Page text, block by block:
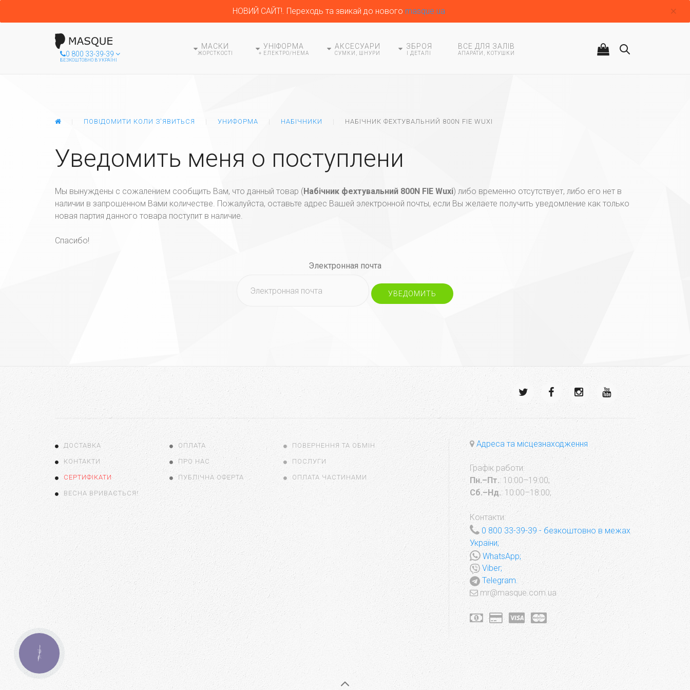
НОВИЙ САЙТ!. Переходь та звикай до нового masque.ua
0 800 33-39-39
БЕЗКОШТОВНО В УКРАЇНІ
МАСКИ
ЖОРСТКОСТІ
УНІФОРМА
+ ЕЛЕКТРО/HEMA
АКСЕСУАРИ
СУМКИ, ШНУРИ
ЗБРОЯ
І ДЕТАЛІ
ВСЕ ДЛЯ ЗАЛІВ
АПАРАТИ, КОТУШКИ
ГЛАВНАЯПОВІДОМИТИ КОЛИ З'ЯВИТЬСЯ УНИФОРМА НАБІЧНИКИ НАБІЧНИК ФЕХТУВАЛЬНИЙ 800N FIE WUXI
Уведомить меня о поступлени
Мы вынуждены с сожалением сообщить Вам, что данный товар (Набічник фехтувальний 800N FIE Wuxi) либо временно отсутствует, либо его нет в
наличии в запрошенном Вами количестве. Пожалуйста, оставьте адрес Вашей электронной почты, если Вы желаете получить уведомление как только
новая партия данного товара поступит в наличие.
Спасибо!
Электронная почта
УВЕДОМИТЬ
ДОСТАВКА ОПЛАТА ПОВЕРНЕННЯ ТА ОБМІН
КОНТАКТИ ПРО НАС ПОСЛУГИ
СЕРТИФІКАТИ ПУБЛІЧНА ОФЕРТА ОПЛАТА ЧАСТИНАМИ
ВЕСНА ВРИВАЄТЬСЯ!
Адреса та місцезнаходження
Графік работи:
Пн.–Пт.: 10:00–19:00;
Сб.–Нд.: 10:00–18:00;
Контакти:
0 800 33-39-39- безкоштовно в межах
України;
WhatsApp;
Viber;
Telegram.
mr@masque.com.ua
КНОПКА
ЗВ'ЯЗКУ